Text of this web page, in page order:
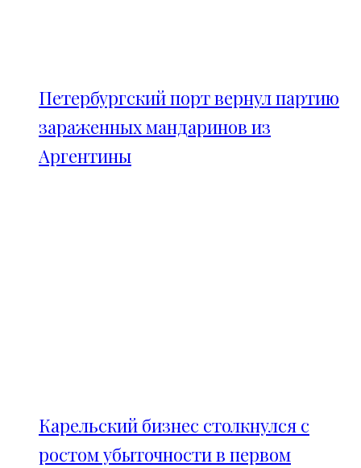
Петербургский порт вернул партию
зараженных мандаринов из
Аргентины
Карельский бизнес столкнулся с
ростом убыточности в первом